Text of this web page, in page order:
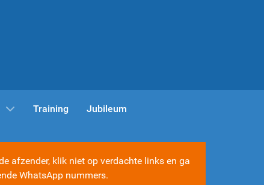
Training Jubileum
afzender, klik niet op verdachte links en ga
WhatsApp nummers.